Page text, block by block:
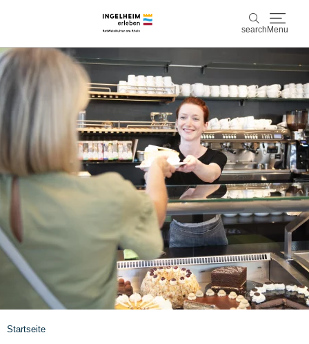
search Menu
search
Discover & experience
Wine & Pleasure
Kaiserpfalz, history & culture
Plan & Book
Info & Service
AccommodationsBook experiences
Startseite